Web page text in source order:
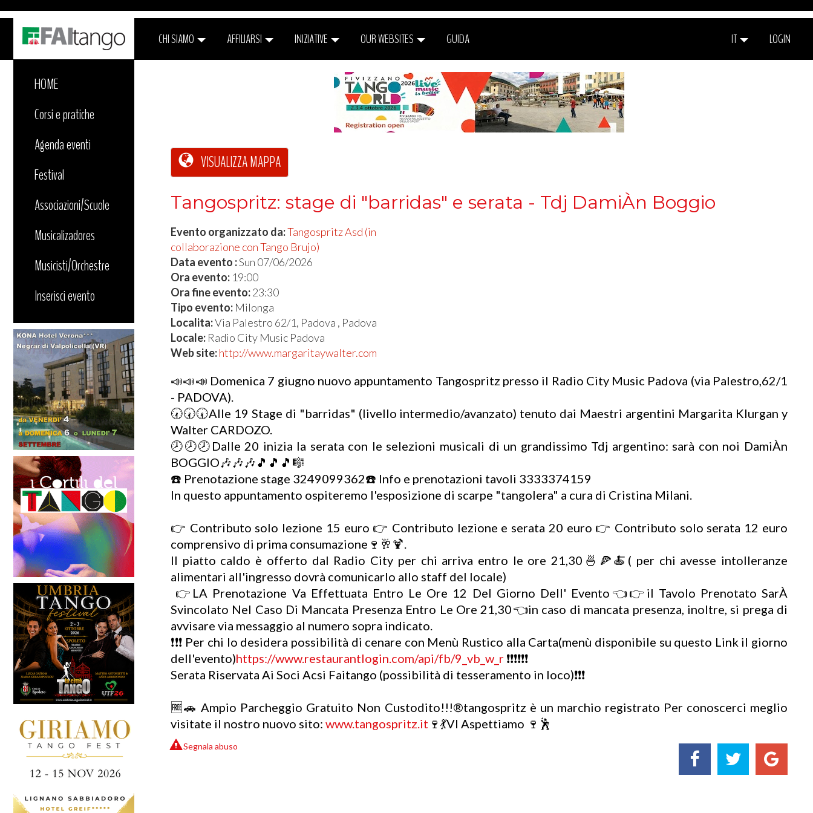
CHI SIAMO AFFILIARSI INIZIATIVE OUR WEBSITES GUIDA IT LOGIN
HOME
Corsi e pratiche
Agenda eventi
Festival
Associazioni/Scuole
Musicalizadores
Musicisti/Orchestre
Inserisci evento
VISUALIZZA MAPPA
Tangospritz: stage di "barridas" e serata - Tdj DamiÀn Boggio
Evento organizzato da:Tangospritz Asd (in
collaborazione con Tango Brujo)
Data evento :Sun 07/06/2026
Ora evento: 19:00
Ora fine evento:23:30
Tipo evento: Milonga
Localita:Via Palestro 62/1, Padova , Padova
Locale: Radio City Music Padova
Web site:http://www.margaritaywalter.com
📣📣📣 Domenica 7 giugno nuovo appuntamento Tangospritz presso il Radio City Music Padova (via Palestro,62/1
- PADOVA).
🕢🕢🕢Alle 19 Stage di "barridas" (livello intermedio/avanzato) tenuto dai Maestri argentini Margarita Klurgan y
Walter CARDOZO.
🕗🕗🕗Dalle 20 inizia la serata con le selezioni musicali di un grandissimo Tdj argentino: sarà con noi DamiÀn
BOGGIO🎶🎶🎶🎵🎵🎵🎼
☎️ Prenotazione stage 3249099362☎️ Info e prenotazioni tavoli 3333374159
In questo appuntamento ospiteremo l'esposizione di scarpe "tangolera" a cura di Cristina Milani.
👉 Contributo solo lezione 15 euro 👉 Contributo lezione e serata 20 euro 👉 Contributo solo serata 12 euro
comprensivo di prima consumazione🍷🥂🍹.
Il piatto caldo è offerto dal Radio City per chi arriva entro le ore 21,30🍜🍕🍝( per chi avesse intolleranze
alimentari all'ingresso dovrà comunicarlo allo staff del locale)
👉LA Prenotazione Va Effettuata Entro Le Ore 12 Del Giorno Dell' Evento👈👉il Tavolo Prenotato SarÀ
Svincolato Nel Caso Di Mancata Presenza Entro Le Ore 21,30👈in caso di mancata presenza, inoltre, si prega di
avvisare via messaggio al numero sopra indicato.
❗❗❗ Per chi lo desidera possibilità di cenare con Menù Rustico alla Carta(menù disponibile su questo Link il giorno
dell'evento)https://www.restaurantlogin.com/api/fb/9_vb_w_r ❗❗❗❗❗❗
Serata Riservata Ai Soci Acsi Faitango (possibilità di tesseramento in loco)❗❗❗
🆓🚗 Ampio Parcheggio Gratuito Non Custodito!!!®️tangospritz è un marchio registrato Per conoscerci meglio
visitate il nostro nuovo sito: www.tangospritz.it 🍷💃VI Aspettiamo 🍷🕺
Segnala abuso